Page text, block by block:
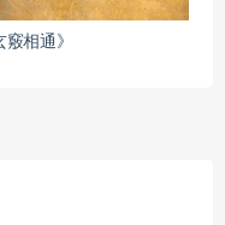
竅相通》